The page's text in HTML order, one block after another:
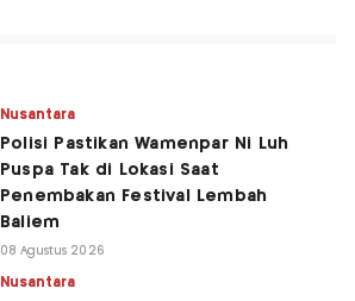
Nusantara
Polisi Pastikan Wamenpar Ni Luh
Puspa Tak di Lokasi Saat
Penembakan Festival Lembah
Baliem
08 Agustus 2026
Nusantara